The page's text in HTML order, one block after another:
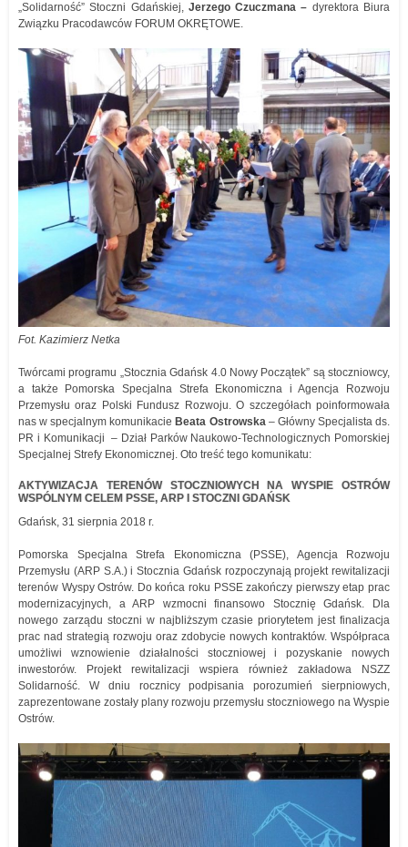
„Solidarność” Stoczni Gdańskiej, Jerzego Czuczmana – dyrektora Biura
Związku Pracodawców FORUM OKRĘTOWE.
Fot. Kazimierz Netka
Twórcami programu „Stocznia Gdańsk 4.0 Nowy Początek” są stoczniowcy,
a także Pomorska Specjalna Strefa Ekonomiczna i Agencja Rozwoju
Przemysłu oraz Polski Fundusz Rozwoju. O szczegółach poinformowała
nas w specjalnym komunikacie Beata Ostrowska– Główny Specjalista ds.
PR i Komunikacji – Dział Parków Naukowo-Technologicznych Pomorskiej
Specjalnej Strefy Ekonomicznej. Oto treść tego komunikatu:
AKTYWIZACJA TERENÓW STOCZNIOWYCH NA WYSPIE OSTRÓW
WSPÓLNYM CELEM PSSE, ARP I STOCZNI GDAŃSK
Gdańsk, 31 sierpnia 2018 r.
Pomorska Specjalna Strefa Ekonomiczna (PSSE), Agencja Rozwoju
Przemysłu (ARP S.A.) i Stocznia Gdańsk rozpoczynają projekt rewitalizacji
terenów Wyspy Ostrów. Do końca roku PSSE zakończy pierwszy etap prac
modernizacyjnych, a ARP wzmocni finansowo Stocznię Gdańsk. Dla
nowego zarządu stoczni w najbliższym czasie priorytetem jest finalizacja
prac nad strategią rozwoju oraz zdobycie nowych kontraktów. Współpraca
umożliwi wznowienie działalności stoczniowej i pozyskanie nowych
inwestorów. Projekt rewitalizacji wspiera również zakładowa NSZZ
Solidarność. W dniu rocznicy podpisania porozumień sierpniowych,
zaprezentowane zostały plany rozwoju przemysłu stoczniowego na Wyspie
Ostrów.